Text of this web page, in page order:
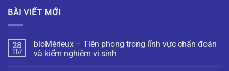
BÀI VIẾT MỚI
28
Th7
bioMérieux – Tiên phong trong lĩnh vực chẩn đoán
và kiểm nghiệm vi sinh